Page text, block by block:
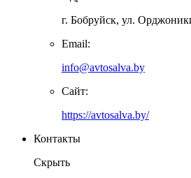
г. Бобруйск, ул.
Email:
info@avtosalva.by
Сайт:
https://avtosalva.by/
Контакты
Скрыть